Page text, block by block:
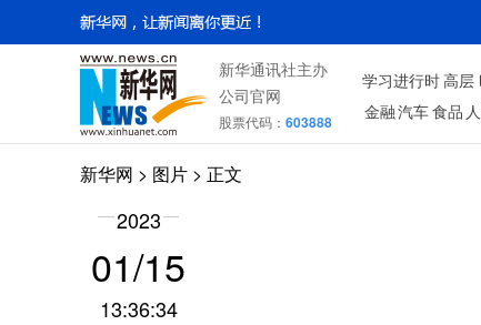
新华通讯社主办
公司官网
股票代码： 603888
学习进行时高层
金融汽车食品
新华网 > 图片 > 正文
2023
01/15
13:36:34